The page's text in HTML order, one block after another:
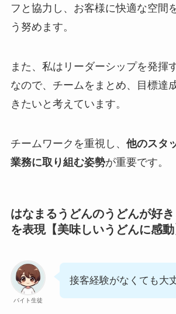
フと協力し、お客様に快適な空間
う努めます。
また、私はリーダーシップを発揮
なので、チームをまとめ、目標達
きたいと考えています。
チームワークを重視し、 他のスタ
業務に取り組む姿勢が重要です。
はなまるうどんのうどんが好
を表現【美味しいうどんに感動
バイト生徒
接客経験がなくても大